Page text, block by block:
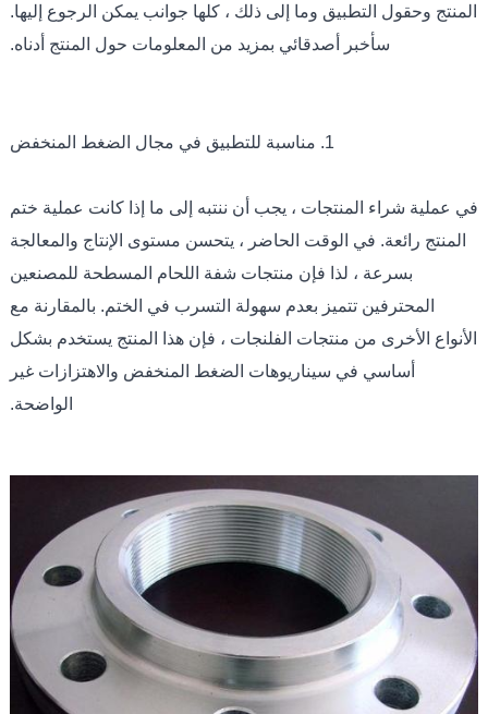
المنتج وحقول التطبيق وما إلى ذلك ، كلها جوانب يمكن الرجوع إليها.
سأخبر أصدقائي بمزيد من المعلومات حول المنتج أدناه.
1. مناسبة للتطبيق في مجال الضغط المنخفض
في عملية شراء المنتجات ، يجب أن ننتبه إلى ما إذا كانت عملية ختم
المنتج رائعة. في الوقت الحاضر ، يتحسن مستوى الإنتاج والمعالجة
بسرعة ، لذا فإن منتجات شفة اللحام المسطحة للمصنعين
المحترفين تتميز بعدم سهولة التسرب في الختم. بالمقارنة مع
الأنواع الأخرى من منتجات الفلنجات ، فإن هذا المنتج يستخدم بشكل
أساسي في سيناريوهات الضغط المنخفض والاهتزازات غير
الواضحة.